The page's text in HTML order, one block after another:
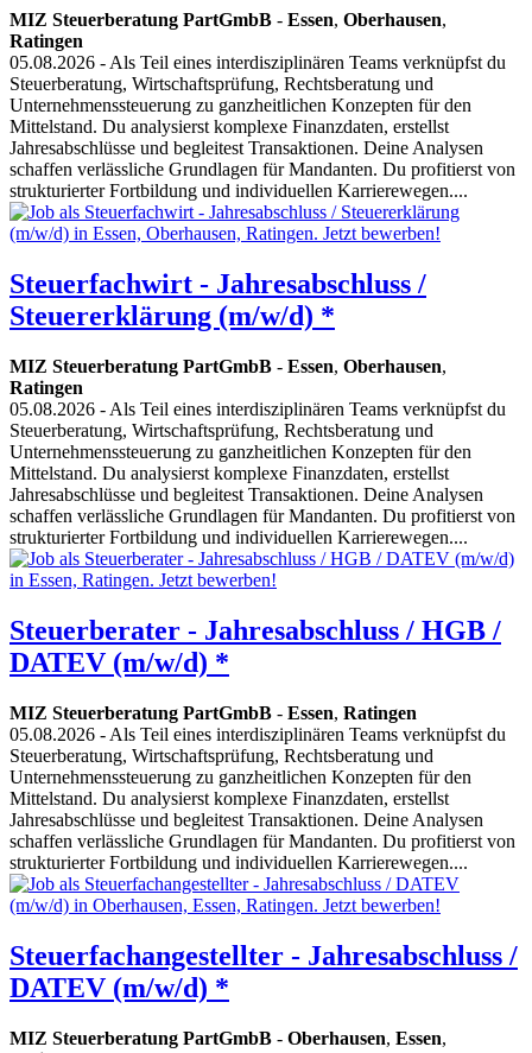
MIZ Steuerberatung PartGmbB - Essen, Oberhausen,
Ratingen
05.08.2026 - Als Teil eines interdisziplinären Teams verknüpfst du
Steuerberatung, Wirtschaftsprüfung, Rechtsberatung und
Unternehmenssteuerung zu ganzheitlichen Konzepten für den
Mittelstand. Du analysierst komplexe Finanzdaten, erstellst
Jahresabschlüsse und begleitest Transaktionen. Deine Analysen
schaffen verlässliche Grundlagen für Mandanten. Du profitierst von
strukturierter Fortbildung und individuellen Karrierewegen....
Steuerfachwirt - Jahresabschluss /
Steuererklärung (m/w/d) *
MIZ Steuerberatung PartGmbB - Essen, Oberhausen,
Ratingen
05.08.2026 - Als Teil eines interdisziplinären Teams verknüpfst du
Steuerberatung, Wirtschaftsprüfung, Rechtsberatung und
Unternehmenssteuerung zu ganzheitlichen Konzepten für den
Mittelstand. Du analysierst komplexe Finanzdaten, erstellst
Jahresabschlüsse und begleitest Transaktionen. Deine Analysen
schaffen verlässliche Grundlagen für Mandanten. Du profitierst von
strukturierter Fortbildung und individuellen Karrierewegen....
Steuerberater - Jahresabschluss / HGB /
DATEV (m/w/d) *
MIZ Steuerberatung PartGmbB - Essen, Ratingen
05.08.2026 - Als Teil eines interdisziplinären Teams verknüpfst du
Steuerberatung, Wirtschaftsprüfung, Rechtsberatung und
Unternehmenssteuerung zu ganzheitlichen Konzepten für den
Mittelstand. Du analysierst komplexe Finanzdaten, erstellst
Jahresabschlüsse und begleitest Transaktionen. Deine Analysen
schaffen verlässliche Grundlagen für Mandanten. Du profitierst von
strukturierter Fortbildung und individuellen Karrierewegen....
Steuerfachangestellter - Jahresabschluss /
DATEV (m/w/d) *
MIZ Steuerberatung PartGmbB - Oberhausen, Essen,